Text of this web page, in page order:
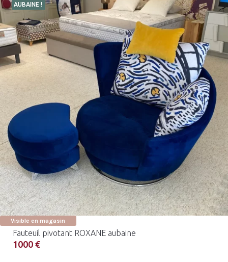
AUBAINE !
Visible en magasin
Fauteuil pivotant ROXANE aubaine
1000 €